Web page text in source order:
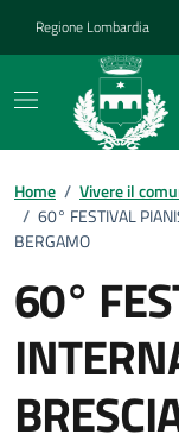
Regione Lombardia
Home / Vivere il
/ 60° FESTIVAL
BERGAMO
60°